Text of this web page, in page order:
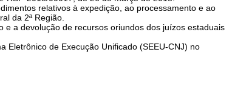
recursos oriundos dos juízos estaduais investidos de
Unificado (SEEU-CNJ) no âmbito do Tribunal Regional
relativos à expedição, ao processamento e ao
da 2ª Região.
e a devolução de recursos oriundos dos juízos estaduais
Eletrônico de Execução Unificado (SEEU-CNJ) no